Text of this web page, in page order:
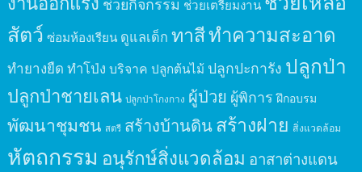
ช่วยกิจกรรม ช่วยเตรียมงาน
สัตว์ ซ่อมห้องเรียน ดูแลเด็ก ทาสีทำความสะอาด
ทำยางยืด ทำโป่ง บริจาค ปลูกต้นไม้ ปลูกปะการัง ปลูกป่า
ปลูกป่าชายเลน ปลูกป่าโกงกาง ผู้ป่วย ผู้พิการ ฝึกอบรม
พัฒนาชุมชน สตรี สร้างบ้านดินสร้างฝาย สิ่งแวดล้อม
หัตถกรรม อนุรักษ์สิ่งแวดล้อม อาสาต่างแดน